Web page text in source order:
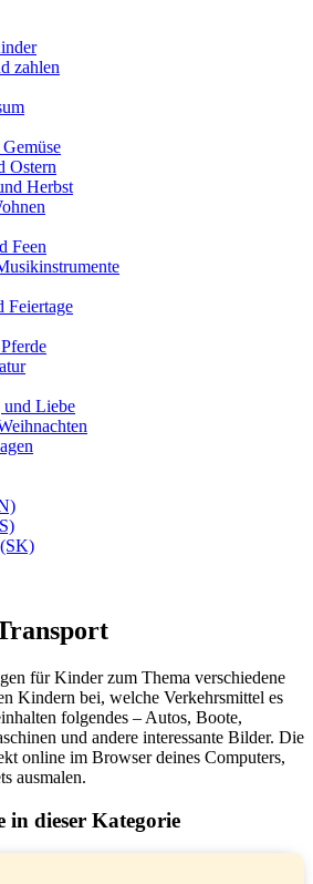
zahlen
Ostern
Herbst
Feen
Feiertage
und Liebe
für Kinder zum Thema verschiedene
Kindern bei, welche Verkehrsmittel es
folgendes – Autos, Boote,
und andere interessante Bilder. Die
online im Browser deines Computers,
ausmalen.
in dieser Kategorie